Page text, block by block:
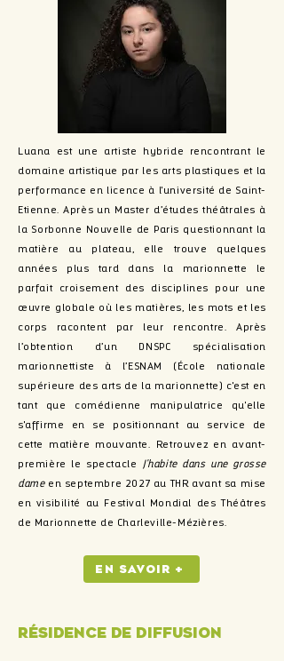
Luana est une artiste hybride rencontrant le
domaine artistique par les arts plastiques et la
performance en licence à l'université de Saint-
Etienne. Après un Master d’études théâtrales à
la Sorbonne Nouvelle de Paris questionnant la
matière au plateau, elle trouve quelques
années plus tard dans la marionnette le
parfait croisement des disciplines pour une
œuvre globale où les matières, les mots et les
corps racontent par leur rencontre. Après
l’obtention d’un DNSPC spécialisation
marionnettiste à l’ESNAM (École nationale
supérieure des arts de la marionnette) c'est en
tant que comédienne manipulatrice qu'elle
s'affirme en se positionnant au service de
cette matière mouvante. Retrouvez en avant-
première le spectacle J'habite dans une grosse
dameen septembre 2027 au THR avant sa mise
en visibilité au Festival Mondial des Théâtres
de Marionnette de Charleville-Mézières.
En savoir +
Résidence de diffusion